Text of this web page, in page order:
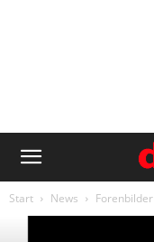
Start News Forenbilder